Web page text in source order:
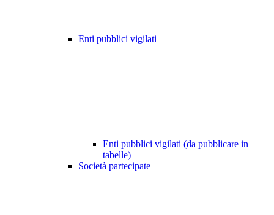
Enti pubblici vigilati
Enti pubblici vigilati (da pubblicare in
tabelle)
Società partecipate